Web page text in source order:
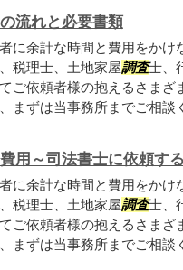
流れと必要書類
に余計な時間と費用をかけ
税理士、土地家屋調査士、
ご依頼者様の抱えるさまざ
まずは当事務所までご相談
用～司法書士に依頼す
に余計な時間と費用をかけ
税理士、土地家屋調査士、
ご依頼者様の抱えるさまざ
まずは当事務所までご相談